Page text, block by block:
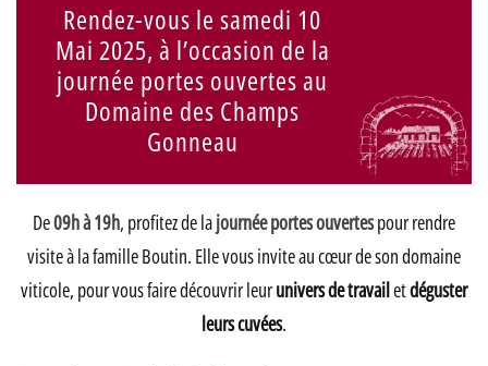
Rendez-vous le samedi 10
Mai 2025, à l’occasion de la
journée portes ouvertes au
Domaine des Champs
Gonneau
De09h à 19h, profitez de lajournée portes ouvertespour rendre
visite à la famille Boutin. Elle vous invite au cœur de son domaine
viticole, pour vous faire découvrir leurunivers de travailetdéguster
leurs cuvées.